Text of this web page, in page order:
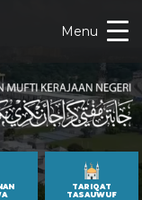
Menu
TARIQAT
TASAUWUF